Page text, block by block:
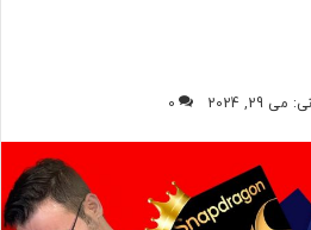
29, 2024
0